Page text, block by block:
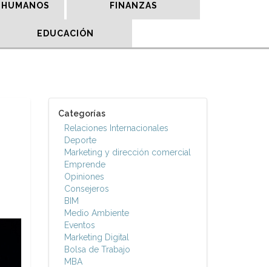
FINANZAS
EDUCACIÓN
Categorías
Relaciones Internacionales
Deporte
Marketing y dirección comercial
Emprende
Opiniones
Consejeros
BIM
Medio Ambiente
Eventos
Marketing Digital
Bolsa de Trabajo
MBA